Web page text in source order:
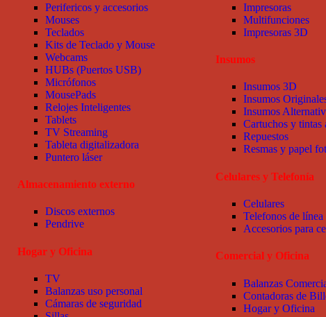
Perifericos y accesorios
Mouses
Teclados
Kits de Teclado y Mouse
Webcams
HUBs (Puertos USB)
Micrófonos
MousePads
Relojes Inteligentes
Tablets
TV Streaming
Tableta digitalizadora
Puntero láser
Almacenamiento externo
Discos externos
Pendrive
Hogar y Oficina
TV
Balanzas uso personal
Cámaras de seguridad
Impresoras
Multifunciones
Impresoras 3D
Insumos
Insumos 3D
Insumos
Insumos
Cartuchos y tintas
Repuestos
Resmas y papel
Celulares y Telefonía
Celulares
Telefonos de línea
Accesorios para
Comercial y Oficina
Balanzas
Contadoras de
Hogar y Oficina